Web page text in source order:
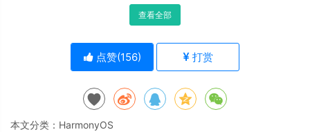
查看全部
点赞(156) 打赏
本文分类： HarmonyOS